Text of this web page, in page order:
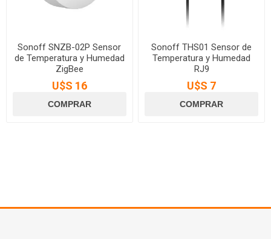
Sonoff SNZB-02P Sensor
de Temperatura y Humedad
ZigBee
U$S 16
Sonoff THS01 Sensor de
Temperatura y Humedad
RJ9
U$S 7